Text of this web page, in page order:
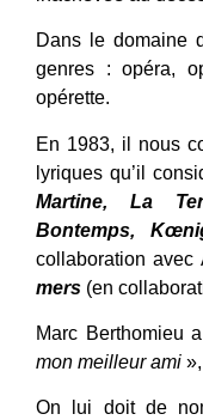
Dans le domaine
genres : opéra,
opérette.
En 1983, il nous
lyriques qu’il
Martine, La
Bontemps,
collaboration
mers (en
Marc Berthomieu
mon meilleur ami
On lui doit de